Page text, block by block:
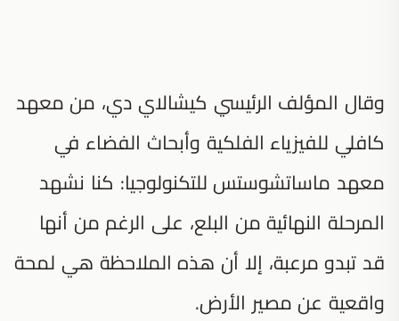
وقال المؤلف الرئيسي كيشالاي دي، من معهد
كافلي للفيزياء الفلكية وأبحاث الفضاء في
معهد ماساتشوستس للتكنولوجيا: كنا نشهد
المرحلة النهائية من البلع، على الرغم من أنها
قد تبدو مرعبة، إلا أن هذه الملاحظة هي لمحة
واقعية عن مصير الأرض.